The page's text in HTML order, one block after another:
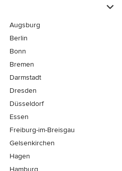
Augsburg
Berlin
Bonn
Bremen
Darmstadt
Dresden
Düsseldorf
Essen
Freiburg-im-Breisgau
Gelsenkirchen
Hagen
Hamburg